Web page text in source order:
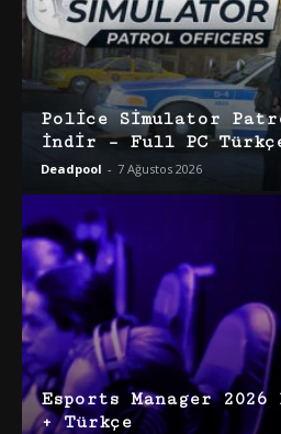
Police Simulator
İndir – Full PC
Deadpool - 7 Ağustos 2026
Esports Manager
+ Türkçe